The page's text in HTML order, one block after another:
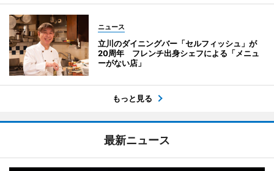
ニュース
立川のダイニングバー「セルフィッシュ」が
20周年 フレンチ出身シェフによる「メニュ
ーがない店」
もっと見る
最新ニュース